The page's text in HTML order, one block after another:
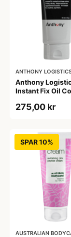
ANTHONY
Anthony
Instant Fix Oil
275,00 kr
SPAR 10%
AUSTRALIAN